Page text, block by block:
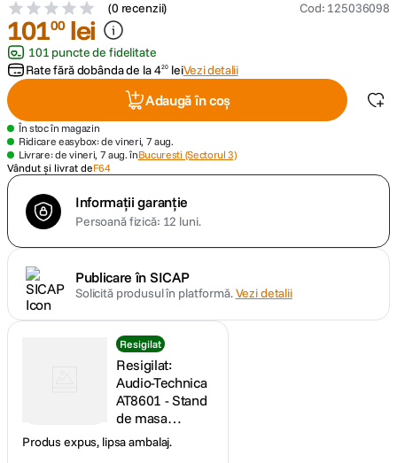
4. peak design
5. lavaliera
canon sx740 hs
7. card memorie
sony fx
9 . dji mic mini
10
(0 recenzii) Cod: 125036098
10100 lei
101 puncte de fidelitate
Rate fără dobânda de la420 leiVezi detalii
Adaugă în coș
În stoc în magazin
Ridicare easybox: de vineri, 7 aug.
Livrare: de vineri, 7 aug. înBucuresti (Sectorul 3)
Vândut și livrat deF64
Informații garanție
Persoană fizică: 12 luni.
Publicare în SICAP
Solicită produsul în platformă.Vezi detalii
Resigilat
Resigilat:
Audio-Technica
AT8601 - Stand
de masa
cauciuc pentru
microfon -
Produs expus, lipsa ambalaj.